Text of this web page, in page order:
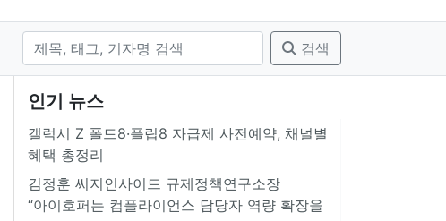
검색
인기 뉴스
갤럭시 Z 폴드8·플립8 자급제 사전예약, 채널별
혜택 총정리
김정훈 씨지인사이드 규제정책연구소장
“아이호퍼는 컴플라이언스 담당자 역량 확장을